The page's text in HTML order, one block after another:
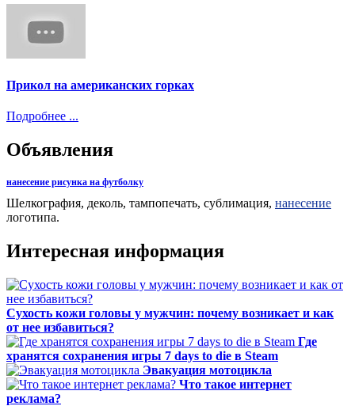
Прикол на американских горках
Подробнее ...
Объявления
нанесение рисунка на футболку
Шелкография, деколь, тампопечать, сублимация, нанесение
логотипа.
Интересная информация
Сухость кожи головы у мужчин: почему возникает и как
от нее избавиться?
Где
хранятся сохранения игры 7 days to die в Steam
Эвакуация мотоцикла
Что такое интернет
реклама?